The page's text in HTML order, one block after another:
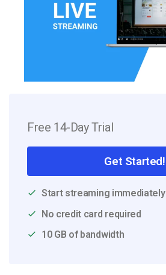
Free 14-Day Trial
Get Started!
Start streaming immediately
No credit card required
10 GB of bandwidth